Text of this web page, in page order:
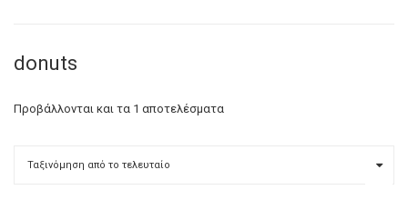
donuts
Προβάλλονται και τα 1 αποτελέσματα